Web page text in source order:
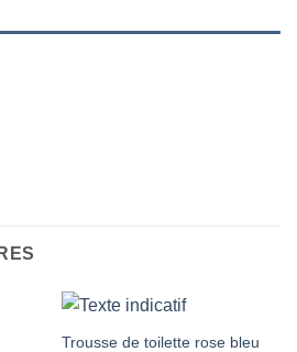
Trousse de toilette rose bleu